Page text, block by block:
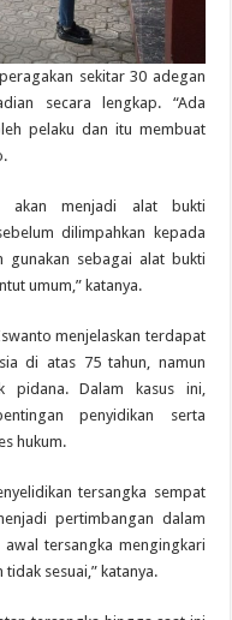
sekitar 30 adegan
secara lengkap. “Ada
pelaku dan itu membuat
akan menjadi alat bukti
dilimpahkan kepada
gunakan sebagai alat bukti
umum,” katanya.
menjelaskan terdapat
di atas 75 tahun, namun
pidana. Dalam kasus ini,
penyidikan serta
hukum.
tersangka sempat
pertimbangan dalam
awal tersangka mengingkari
sesuai,” katanya.